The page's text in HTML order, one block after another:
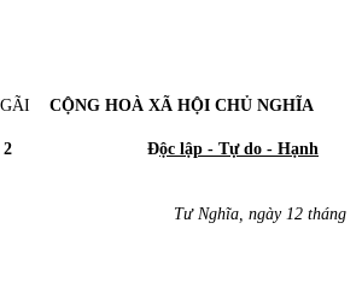
CỘNG HOÀ XÃ HỘI CHỦ NGHĨA
SỐ 2 Độc lập - Tự do - Hạnh
Tư Nghĩa, ngày 12 tháng